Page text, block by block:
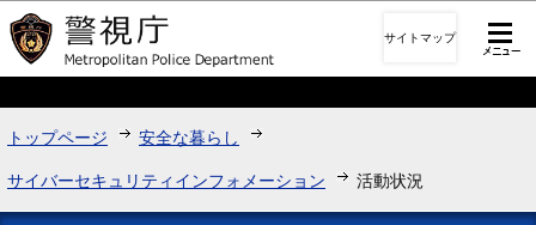
このページの本文へ移動
サイトマップ
トップページ 安全な暮らし
サイバーセキュリティインフォメーション 活動状況